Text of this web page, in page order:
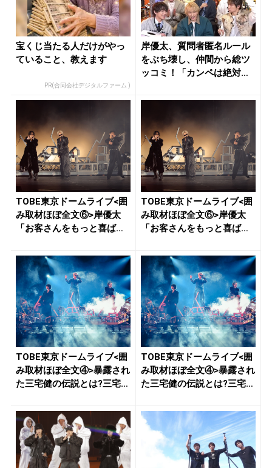
宝くじ当たる人だけがやっ
ていること、教えます
PR(合同会社デジタルファーム )
岸優太、質問者匿名ルール
をぶち壊し、仲間から総ツ
ッコミ！「カンペは絶対か
TOBE東京ドームライブ<囲
み取材ほぼ全文⑥>岸優太
「お客さんをもっと喜ばせ
TOBE東京ドームライブ<囲
み取材ほぼ全文⑥>岸優太
「お客さんをもっと喜ばせ
TOBE東京ドームライブ<囲
み取材ほぼ全文④>暴露され
た三宅健の伝説とは?三宅
TOBE東京ドームライブ<囲
み取材ほぼ全文④>暴露され
た三宅健の伝説とは?三宅